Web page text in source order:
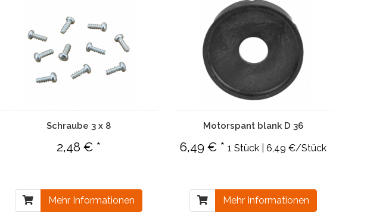
Schraube 3 x 8
2,48 € *
Mehr Informationen
Motorspant blank D 36
6,49 € * 1 Stück | 6,49 €/Stück
Mehr Informationen